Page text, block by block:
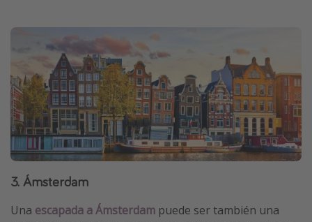
3. Ámsterdam
Una escapada a Ámsterdam puede ser también una